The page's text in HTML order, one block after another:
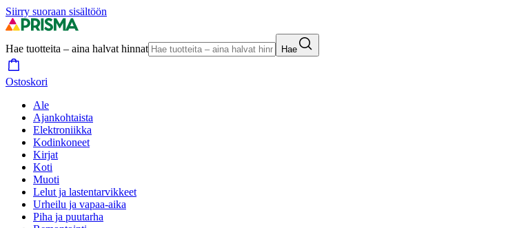
Siirry suoraan sisältöön
Hae tuotteita – aina halvat hinnat Hae
Ostoskori
Ale
Ajankohtaista
Elektroniikka
Kodinkoneet
Kirjat
Koti
Muoti
Lelut ja lastentarvikkeet
Urheilu ja vapaa-aika
Piha ja puutarha